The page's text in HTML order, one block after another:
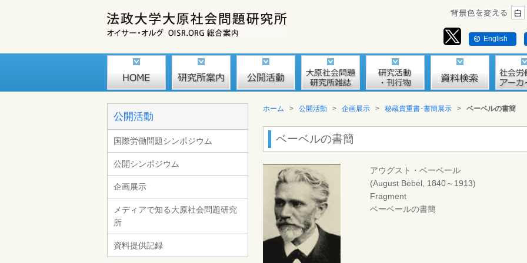
English
公開活動
国際労働問題シンポジウム
公開シンポジウム
企画展示
メディアで知る大原社会問題研究
所
資料提供記録
ホーム > 公開活動 > 企画展示 > 秘蔵貴重書･書簡展示 > ベーベルの書簡
ベーベルの書簡
アウグスト・ベーベール
(August Bebel, 1840～1913)
Fragment
ベーベールの書簡